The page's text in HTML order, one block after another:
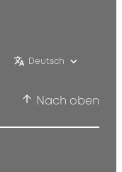
Deutsch
Nach oben